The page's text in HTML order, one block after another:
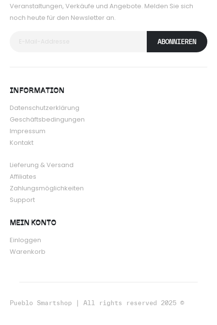
Veranstaltungen, Verkäufe und Angebote. Melden Sie sich
noch heute für den Newsletter an.
ABONNIEREN
INFORMATION
Datenschutzerklärung
Geschäftsbedingungen
Impressum
Kontakt
Lieferung & Versand
Affiliates
Zahlungsmöglichkeiten
Support
MEIN KONTO
Einloggen
Warenkorb
Pueblo Smartshop | All rights reserved 2025 ©